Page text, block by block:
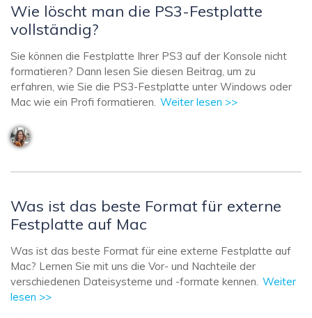
Wie löscht man die PS3-Festplatte
vollständig?
Sie können die Festplatte Ihrer PS3 auf der Konsole nicht
formatieren? Dann lesen Sie diesen Beitrag, um zu
erfahren, wie Sie die PS3-Festplatte unter Windows oder
Mac wie ein Profi formatieren. Weiter lesen >>
Was ist das beste Format für externe
Festplatte auf Mac
Was ist das beste Format für eine externe Festplatte auf
Mac? Lernen Sie mit uns die Vor- und Nachteile der
verschiedenen Dateisysteme und -formate kennen. Weiter
lesen >>